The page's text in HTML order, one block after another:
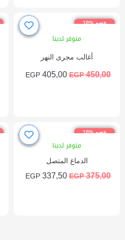
خصم %10
متوفر لدينا
أغالب مجرى النهر
450,00
EGP
405,00
EGP
خصم %10
متوفر لدينا
الدماغ المتصل
375,00
EGP
337,50
EGP